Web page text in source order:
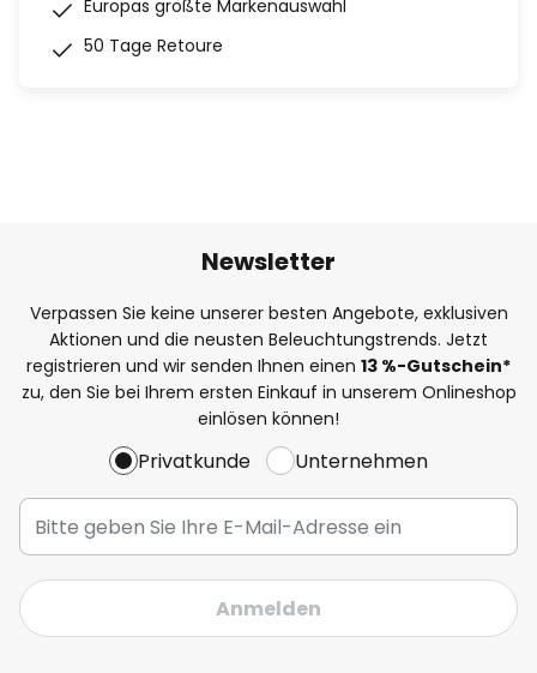
Europas größte Markenauswahl
50 Tage Retoure
Newsletter
Verpassen Sie keine unserer besten Angebote, exklusiven
Aktionen und die neusten Beleuchtungstrends. Jetzt
registrieren und wir senden Ihnen einen 13 %-Gutschein*
zu, den Sie bei Ihrem ersten Einkauf in unserem Onlineshop
einlösen können!
Privatkunde Unternehmen
Anmelden